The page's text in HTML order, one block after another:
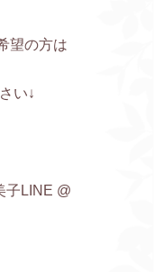
望の方は
い↓
子LINE @